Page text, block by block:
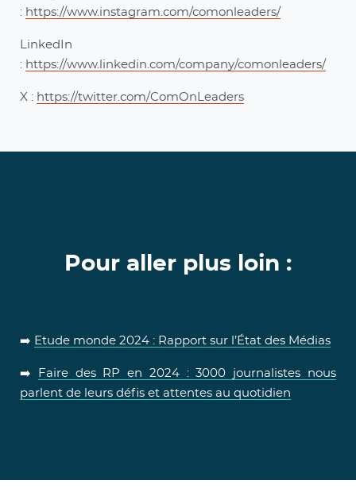
: https://www.instagram.com/comonleaders/
LinkedIn
: https://www.linkedin.com/company/comonleaders/
X : https://twitter.com/ComOnLeaders
Pour aller plus loin :
➡️ Etude monde 2024 : Rapport sur l’État des Médias
➡️
Faire des RP en 2024 : 3000 journalistes nous
parlent de leurs défis et attentes au quotidien